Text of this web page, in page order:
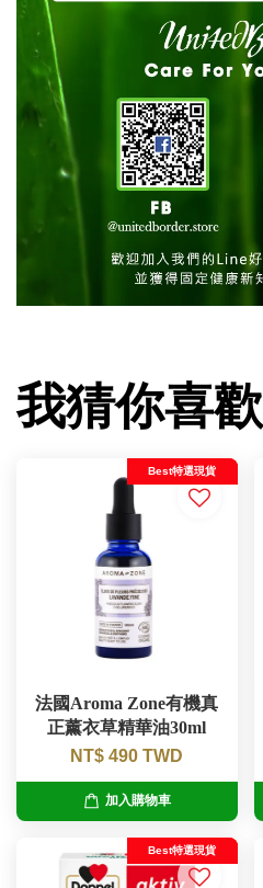
我猜你喜歡
Best特選現貨
法國Aroma Zone有機真
正薰衣草精華油30ml
NT$ 490 TWD
加入購物車
Best特選現貨